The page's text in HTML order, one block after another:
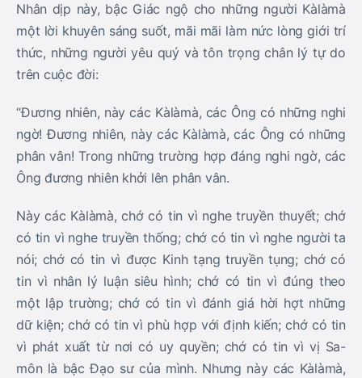
Nhân dịp này, bậc Giác ngộ cho những người Kàlàmà
một lời khuyên sáng suốt, mãi mãi làm nức lòng giới trí
thức, những người yêu quý và tôn trọng chân lý tự do
trên cuộc đời:
“Đương nhiên, này các Kàlàmà, các Ông có những nghi
ngờ! Đương nhiên, này các Kàlàmà, các Ông có những
phân vân! Trong những trường hợp đáng nghi ngờ, các
Ông đương nhiên khởi lên phân vân.
Này các Kàlàmà, chớ có tin vì nghe truyền thuyết; chớ
có tin vì nghe truyền thống; chớ có tin vì nghe người ta
nói; chớ có tin vì được Kinh tạng truyền tụng; chớ có
tin vì nhân lý luận siêu hình; chớ có tin vì đúng theo
một lập trường; chớ có tin vì đánh giá hời hợt những
dữ kiện; chớ có tin vì phù hợp với định kiến; chớ có tin
vì phát xuất từ nơi có uy quyền; chớ có tin vì vị Sa-
môn là bậc Đạo sư của mình. Nhưng này các Kàlàmà,